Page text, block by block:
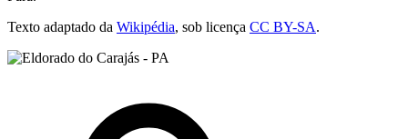
Texto adaptado da Wikipédia, sob licença CC BY-SA.